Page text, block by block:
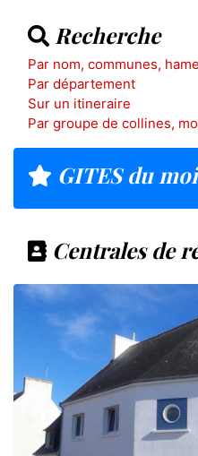
Recherche
Par nom, communes,
Par département
Sur un itineraire
Par groupe de collines,
GITES du
Centrales de